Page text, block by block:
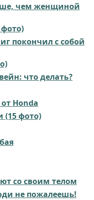
чем женщиной
покончил с собой
что делать?
Honda
(15 фото)
со своим телом
не пожалеешь!